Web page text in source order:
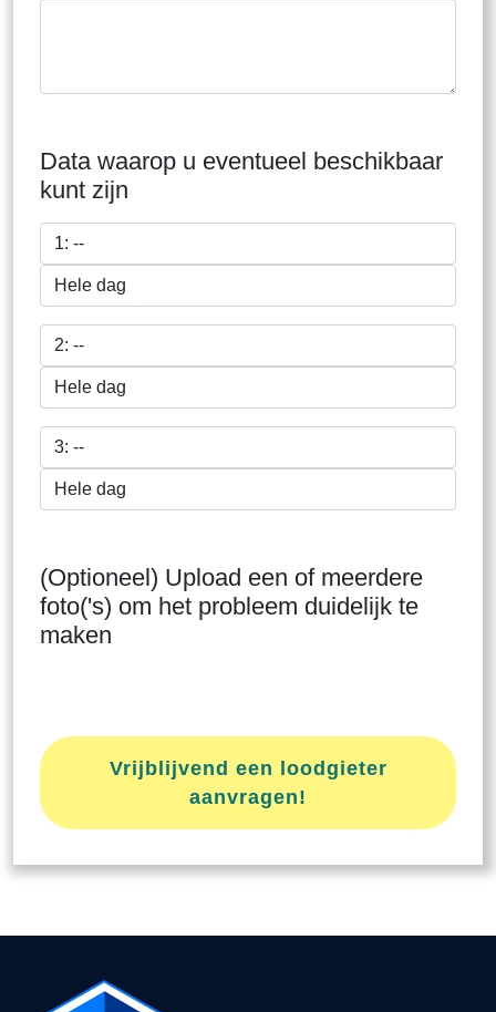
Data waarop u eventueel beschikbaar
kunt zijn
(Optioneel) Upload een of meerdere
foto('s) om het probleem duidelijk te
maken
Vrijblijvend een loodgieter
aanvragen!